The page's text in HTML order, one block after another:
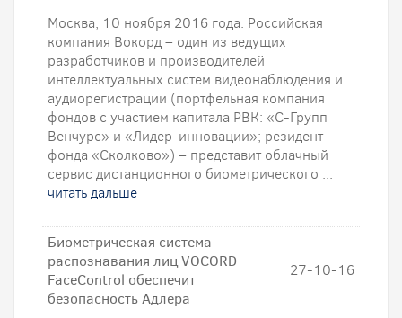
Москва, 10 ноября 2016 года. Российская
компания Вокорд – один из ведущих
разработчиков и производителей
интеллектуальных систем видеонаблюдения и
аудиорегистрации (портфельная компания
фондов с участием капитала РВК: «С-Групп
Венчурс» и «Лидер-инновации»; резидент
фонда «Сколково») – представит облачный
сервис дистанционного биометрического ...
читать дальше
Биометрическая система
распознавания лиц VOCORD
FaceControl обеспечит
безопасность Адлера
27-10-16